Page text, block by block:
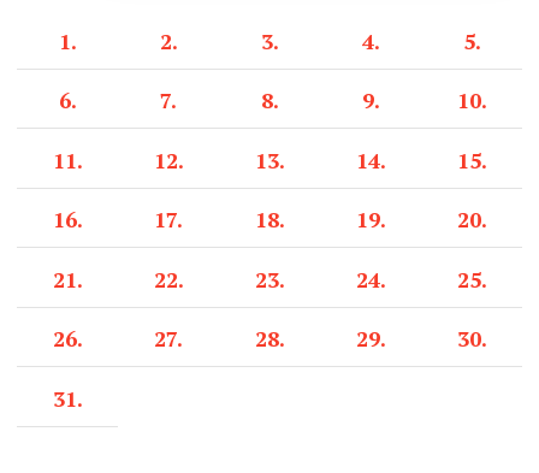
1. 2. 3. 4. 5.
6. 7. 8. 9. 10.
11. 12. 13. 14. 15.
16. 17. 18. 19. 20.
21. 22. 23. 24. 25.
26. 27. 28. 29. 30.
31.